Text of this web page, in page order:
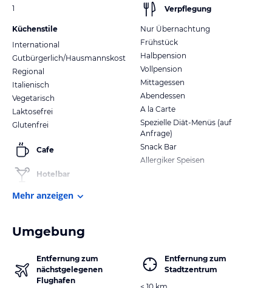
1
Küchenstile
International
Gutbürgerlich/Hausmannskost
Regional
Italienisch
Vegetarisch
Laktosefrei
Glutenfrei
Cafe
Hotelbar
Verpflegung
Nur Übernachtung
Frühstück
Halbpension
Vollpension
Mittagessen
Abendessen
A la Carte
Spezielle Diät-Menüs (auf
Anfrage)
Snack Bar
Allergiker Speisen
Mehr anzeigen
Umgebung
Entfernung zum
nächstgelegenen
Flughafen
Entfernung zum
Stadtzentrum